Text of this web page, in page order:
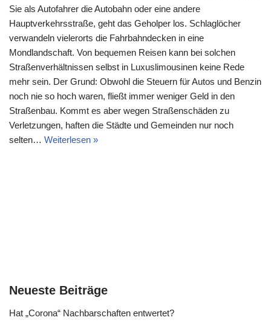
Sie als Autofahrer die Autobahn oder eine andere
Hauptverkehrsstraße, geht das Geholper los. Schlaglöcher
verwandeln vielerorts die Fahrbahndecken in eine
Mondlandschaft. Von bequemen Reisen kann bei solchen
Straßenverhältnissen selbst in Luxuslimousinen keine Rede
mehr sein. Der Grund: Obwohl die Steuern für Autos und Benzin
noch nie so hoch waren, fließt immer weniger Geld in den
Straßenbau. Kommt es aber wegen Straßenschäden zu
Verletzungen, haften die Städte und Gemeinden nur noch
selten… Weiterlesen »
Neueste Beiträge
Hat „Corona“ Nachbarschaften entwertet?